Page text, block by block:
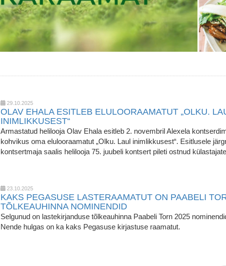
29.10.2025
OLAV EHALA ESITLEB ELULOORAAMATUT „OLKU.
INIMLIKKUSEST“
Armastatud helilooja Olav Ehala esitleb 2. novembril Alexela
kohvikus oma elulooraamatut „Olku. Laul inimlikkusest“. Esitlusele
kontsertmaja saalis helilooja 75. juubeli kontsert pileti ostnud
23.10.2025
KAKS PEGASUSE LASTERAAMATUT ON PAABELI
TÕLKEAUHINNA NOMINENDID
Selgunud on lastekirjanduse tõlkeauhinna Paabeli Torn 2025
Nende hulgas on ka kaks Pegasuse kirjastuse raamatut.